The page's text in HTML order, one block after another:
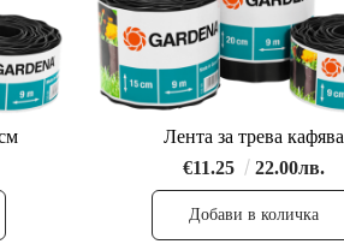
Лента за трева кафява
€11.25
22.00лв.